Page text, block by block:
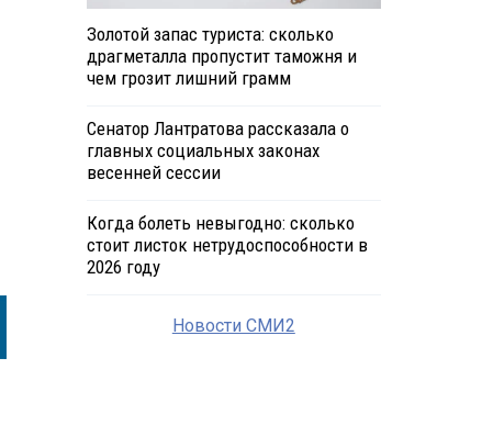
Золотой запас туриста: сколько
драгметалла пропустит таможня и
чем грозит лишний грамм
Сенатор Лантратова рассказала о
главных социальных законах
весенней сессии
Когда болеть невыгодно: сколько
стоит листок нетрудоспособности в
2026 году
Новости СМИ2